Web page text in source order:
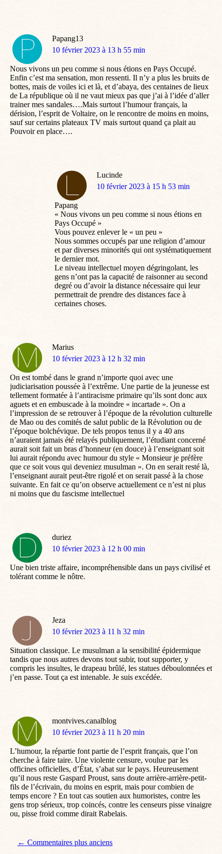
Papang13
dit
10 février 2023 à 13 h 55 min
Nous vivons un peu comme si nous étions en Pays Occupé.
Enfin c’est ma sensation, mon ressenti. Il n’y a plus les bruits de
bottes, mais de voiles ici et là, et d’abaya, des centaines de lieux
de La république où il ne vaut mieux pas que j’ai à l’idée d’aller
trainer mes sandales….Mais surtout l’humour français, la
dérision, l’esprit de Voltaire, on le rencontre de moins en moins,
sauf sur certains plateaux TV mais surtout quand ça plait au
Pouvoir en place….
Lucinde
dit
10 février 2023 à 15 h 53 min
Papang
« Nous vivons un peu comme si nous étions en
Pays Occupé »
Vous pouvez enlever le « un peu »
Nous sommes occupés par une religion d’amour
et par diverses minorités qui ont systématiquement
le dernier mot.
Le niveau intellectuel moyen dégringolant, les
gens n’ont pas la capacité de raisonner au second
degré ou d’avoir la distance nécessaire qui leur
permettrait de prendre des distances face à
certaines choses.
Marius
dit
10 février 2023 à 12 h 32 min
On est tombé dans le grand n’importe quoi avec une
judiciarisation poussée à l’extrême. Une partie de la jeunesse est
tellement formatée à l’antiracisme primaire qu’ils sont donc aux
aguets et en embuscade à la moindre « incartade ». On a
l’impression de se retrouver à l’époque de la révolution culturelle
de Mao ou des comités de salut public de la Révolution ou de
l’époque bolchévique. De tels propos tenus il y a 40 ans
n’auraient jamais été relayés publiquement, l’étudiant concerné
aurait soit fait un bras d’honneur (en douce) à l’enseignant soit
lui aurait répondu avec humour du style « Monsieur je préfère
que ce soit vous qui deveniez musulman ». On en serait resté là,
l’enseignant aurait peut-être rigolé et on serait passé à la chose
suivante. En fait ce qu’on observe actuellement ce n’est ni plus
ni moins que du fascisme intellectuel
duriez
dit
10 février 2023 à 12 h 00 min
Une bien triste affaire, incompréhensible dans un pays civilisé et
tolérant comme le nôtre.
Jeza
dit
10 février 2023 à 11 h 32 min
Situation classique. Le musulman a la sensibilité épidermique
tandis que nous autres devons tout subir, tout supporter, y
compris les insultes, le drapeau brûlé, les statues déboulonnées et
j’en passe. Tout ça est intenable. Je suis excédée.
montvives.canalblog
dit
10 février 2023 à 11 h 20 min
L’humour, la répartie font partie de l’esprit français, que l’on
cherche à faire taire. Une violente censure, voulue par les
officines officielles, d’État, s’abat sur le pays. Heureusement
qu’il nous reste Gaspard Proust, sans doute arrière-arrière-petit-
fils de l’écrivain, du moins en esprit, mais pour combien de
temps encore ? En tout cas soutien aux humoristes, contre les
gens trop sérieux, trop coincés, contre les censeurs pisse vinaigre
ou, pisse froid comme dirait Rabelais.
Navigation de commentaire
← Commentaires plus anciens